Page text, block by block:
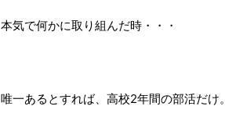
本気で何かに取り組んだ時・・・
唯一あるとすれば、高校2年間の部活だけ。